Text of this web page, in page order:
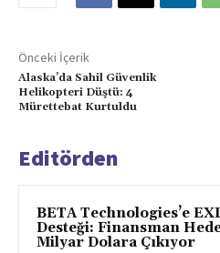
Önceki İçerik
Alaska’da Sahil Güvenlik
Helikopteri Düştü: 4
Mürettebat Kurtuldu
Editörden
BETA Technologies’e
Desteği: Finansman
Milyar Dolara Çıkıyor